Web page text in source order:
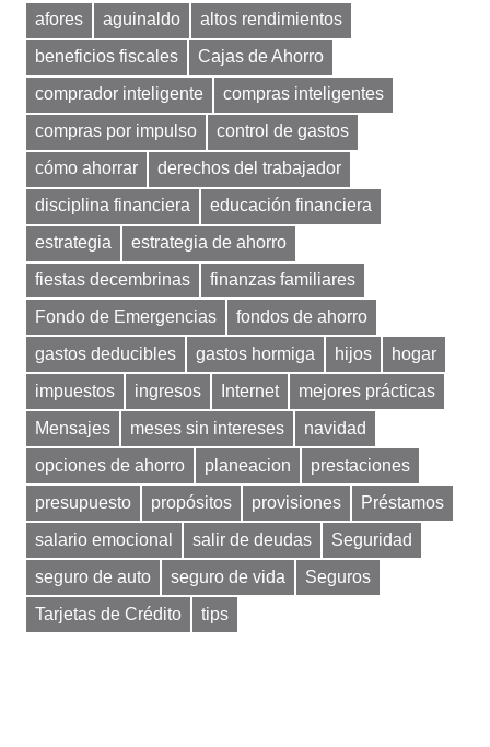
afores aguinaldo
altos rendimientos
beneficios fiscales
Cajas de Ahorro
comprador inteligente
compras inteligentes
compras por impulso
control de gastos
cómo ahorrar
derechos del trabajador
disciplina financiera
educación financiera
estrategia
estrategia de ahorro
fiestas decembrinas
finanzas familiares
Fondo de Emergencias
fondos de ahorro
gastos deducibles
gastos hormiga hijos
hogar
impuestos
ingresos Internet
mejores prácticas
Mensajes
meses sin intereses
navidad
opciones de ahorro
planeacion
prestaciones
presupuesto
propósitos provisiones
Préstamos
salario emocional
salir de deudas
Seguridad
seguro de auto
seguro de vida
Seguros
Tarjetas de Crédito
tips